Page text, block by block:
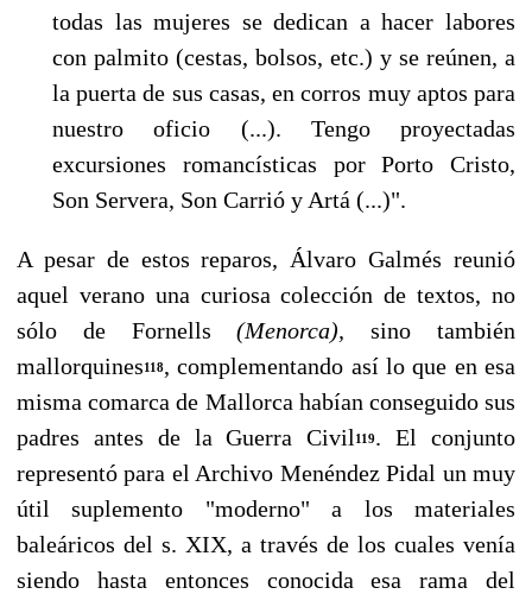
todas las mujeres se dedican a hacer labores
con pal­mito (cestas, bolsos, etc.) y se reúnen, a
la puerta de sus casas, en corros muy aptos para
nues­tro oficio (...). Tengo proyectadas
excursiones romancísticas por Porto Cristo,
Son Servera, Son Carrió y Artá (...)".
A pesar de estos reparos, Álvaro Galmés reunió
aquel verano una curiosa colección de textos, no
sólo de Fornells(Menorca),sino también
mallorquines118, complementando así lo que en esa
misma comarca de Mallorca habían conseguido sus
padres antes de la Guerra Civil 119. El con­junto
representó para el Archivo Menéndez Pidal un muy
útil suplemento "moderno" a los ma­teriales
baleáricos del s. XIX, a través de los cuales venía
siendo hasta entonces conocida esa rama del